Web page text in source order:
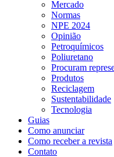
Mercado
Normas
NPE 2024
Opinião
Petroquímicos
Poliuretano
Procuram
Produtos
Reciclagem
Sustentabilidade
Tecnologia
Guias
Como anunciar
Como receber a revista
Contato